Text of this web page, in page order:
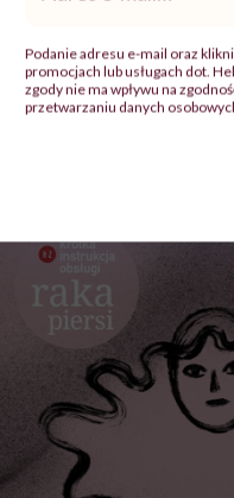
zgrubienia, co jest
Regularność jest
czy
mail*
Podanie adresu e-mail oraz
promocjach lub usługach dot.
zgody nie ma wpływu na
przetwarzaniu danych